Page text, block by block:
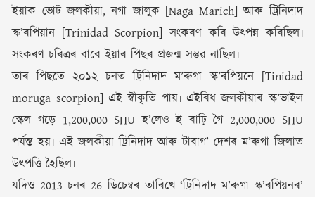
ইয়াক ভোট জলকীয়া, নগা জালুক [Naga Marich] আৰু ট্ৰিনিদাদ
স্ক’ৰপিয়ান [Trinidad Scorpion] সংকৰণ কৰি উৎপন্ন কৰিছিল৷
সংকৰণ চৰিত্ৰৰ বাবে ইয়াৰ পিছৰ প্ৰজন্ম সম্ভৱ নাছিল৷
তাৰ পিছতে ২০১২ চনত ট্ৰিনিদাদ ম’ৰুগা স্ক’ৰপিয়নে [Tinidad
moruga scorpion] এই স্বীকৃতি পায়৷ এইবিধ জলকীয়াৰ স্ক’ভাইল
স্কেল গড়ে 1,200,000 SHU হ’লেও ই বাঢ়ি গৈ 2,000,000 SHU
পৰ্যন্ত হয়৷ এই জলকীয়া ট্ৰিনিদাদ আৰু টাবাগ’ দেশৰ ম’ৰুগা জিলাত
উৎপত্তি হৈছিল৷
যদিও 2013 চনৰ 26 ডিচেম্বৰ তাৰিখে ‘ট্ৰিনিদাদ ম’ৰুগা স্ক’ৰপিয়নৰ’